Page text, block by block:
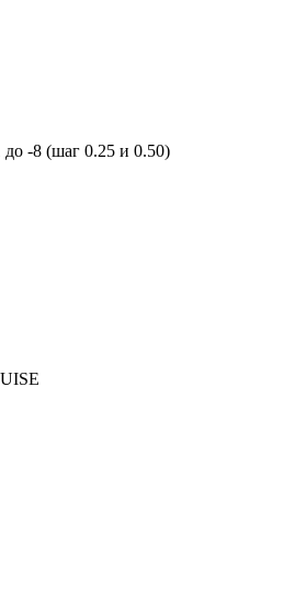
до -8 (шаг 0.25 и 0.50)